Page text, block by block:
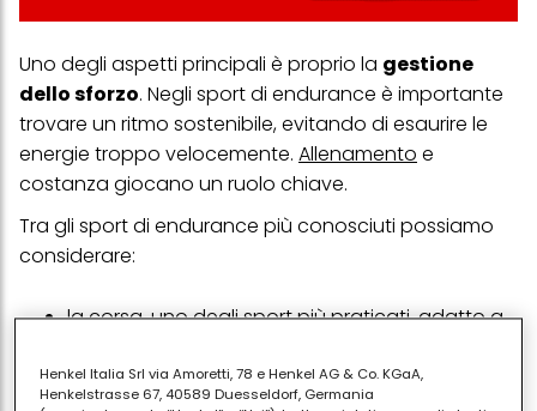
Uno degli aspetti principali è proprio la gestione
dello sforzo. Negli sport di endurance è importante
trovare un ritmo sostenibile, evitando di esaurire le
energie troppo velocemente. Allenamento e
costanza giocano un ruolo chiave.
Tra gli sport di endurance più conosciuti possiamo
considerare:
lacorsa, uno degli sport più praticati, adatto a
ilciclismo, ideale per sviluppare resistenza e
Henkel Italia Srl via Amoretti, 78 e Henkel AG & Co. KGaA,
Henkelstrasse 67, 40589 Duesseldorf, Germania